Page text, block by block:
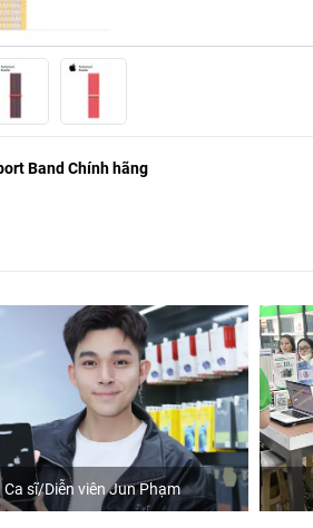
Band Chính hãng
Ca sĩ/Diễn viên Jun Phạm